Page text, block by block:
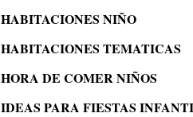
HABITACIONES NIÑO
HABITACIONES TEMATICAS
HORA DE COMER NIÑOS
IDEAS PARA FIESTAS